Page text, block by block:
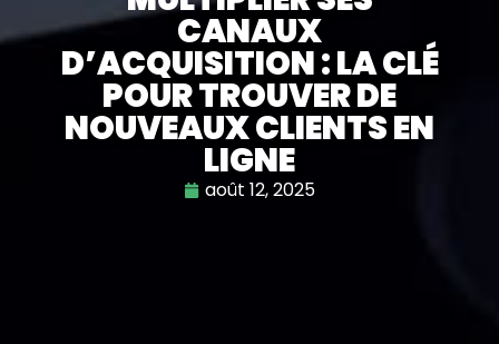
CANAUX
D’ACQUISITION : LA CLÉ
POUR TROUVER DE
NOUVEAUX CLIENTS EN
LIGNE
août 12, 2025